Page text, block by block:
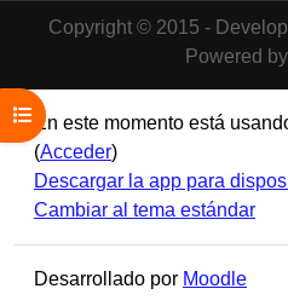
Abrir índice del curso
Copyright © 2015 -
Powered by
En este momento está
(Acceder)
Descargar la app para
Cambiar al tema estándar
Desarrollado por Moodle